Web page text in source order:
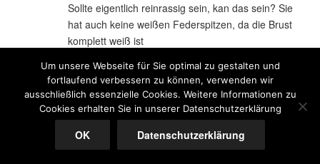
Sollte eigentlich reinrassig sein, kan das sein? Sie
hat auch keine weißen Federspitzen, da die Brust
komplett weiß ist
Anne
16. JUNI 2021 UM 18:23 UHR
Um unsere Webseite für Sie optimal zu gestalten und
fortlaufend verbessern zu können, verwenden wir
ausschließlich essenzielle Cookies. Weitere Informationen zu
Cookies erhalten Sie in unserer Datenschutzerklärung
OK Datenschutzerklärung